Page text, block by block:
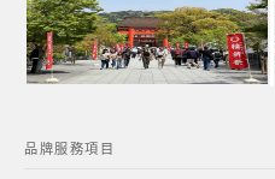
品牌服務項目